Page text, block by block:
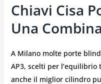
Chiavi Cisa
Una
A Milano molte porte
AP3, scelti per
anche il miglior cilindro